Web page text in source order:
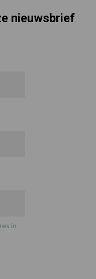
nieuwsbrief
in